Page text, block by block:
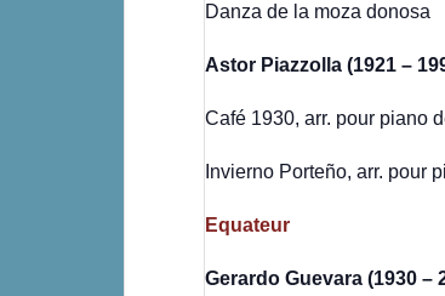
Danza de la moza donosa
Astor Piazzolla (1921 –
Café 1930, arr. pour piano
Invierno Porteño, arr. pour
Equateur
Gerardo Guevara (1930 –